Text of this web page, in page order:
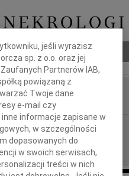
jeśli wyrazisz
sp. z o.o. oraz jej
] Zaufanych Partnerów IAB,
powiązaną z
Twoje dane
e-mail czy
informacje zapisane w
w szczególności
dopasowanych do
w swoich serwisach,
treści w nich